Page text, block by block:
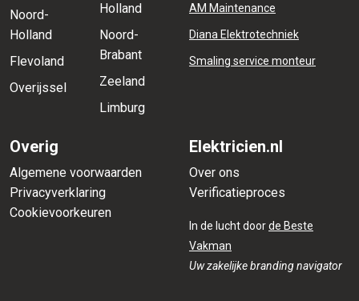
Noord-
Holland
Flevoland
Overijssel
Holland
Noord-
Brabant
Zeeland
Limburg
AM Maintenance
Diana Elektrotechniek
Smaling service monteur
Overig
Algemene voorwaarden
Privacyverklaring
Cookievoorkeuren
Elektricien.nl
Over ons
Verificatieproces
In de lucht doorde Beste
Vakman
Uw zakelijke branding navigator